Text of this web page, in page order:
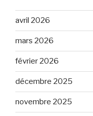
avril 2026
mars 2026
février 2026
décembre 2025
novembre 2025